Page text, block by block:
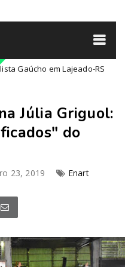
em Lajeado-RS Campeiro
Júlia Griguol:
do
23, 2019 Enart